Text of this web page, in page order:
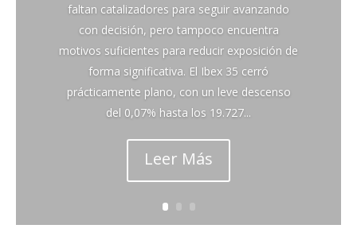
faltan catalizadores para seguir avanzando
con decisión, pero tampoco encuentra
motivos suficientes para reducir exposición de
forma significativa. El Ibex 35 cerró
prácticamente plano, con un leve descenso
del 0,07% hasta los 19.727...
Leer Más